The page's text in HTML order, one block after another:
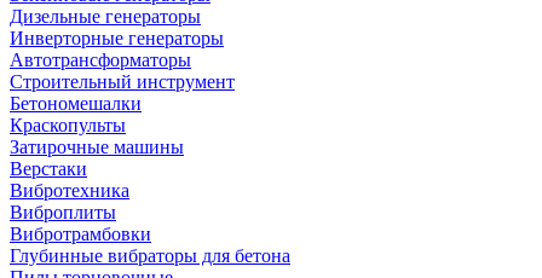
Дизельные генераторы
Инверторные генераторы
Автотрансформаторы
Строительный инструмент
Бетономешалки
Краскопульты
Затирочные машины
Верстаки
Вибротехника
Виброплиты
Вибротрамбовки
Глубинные вибраторы для бетона